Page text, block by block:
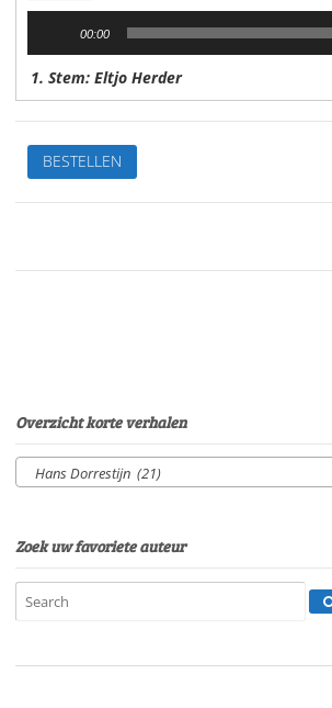
00:00
1. Stem: Eltjo Herder
Het
imperium
van
1Van:
BESTELLEN
Overzicht korte verhalen
Hans Dorrestijn (21)
Zoek uw favoriete auteur